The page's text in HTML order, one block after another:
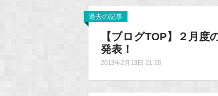
過去の記事
【ブログTOP】２月
発表！
2013年2月13日 21:20